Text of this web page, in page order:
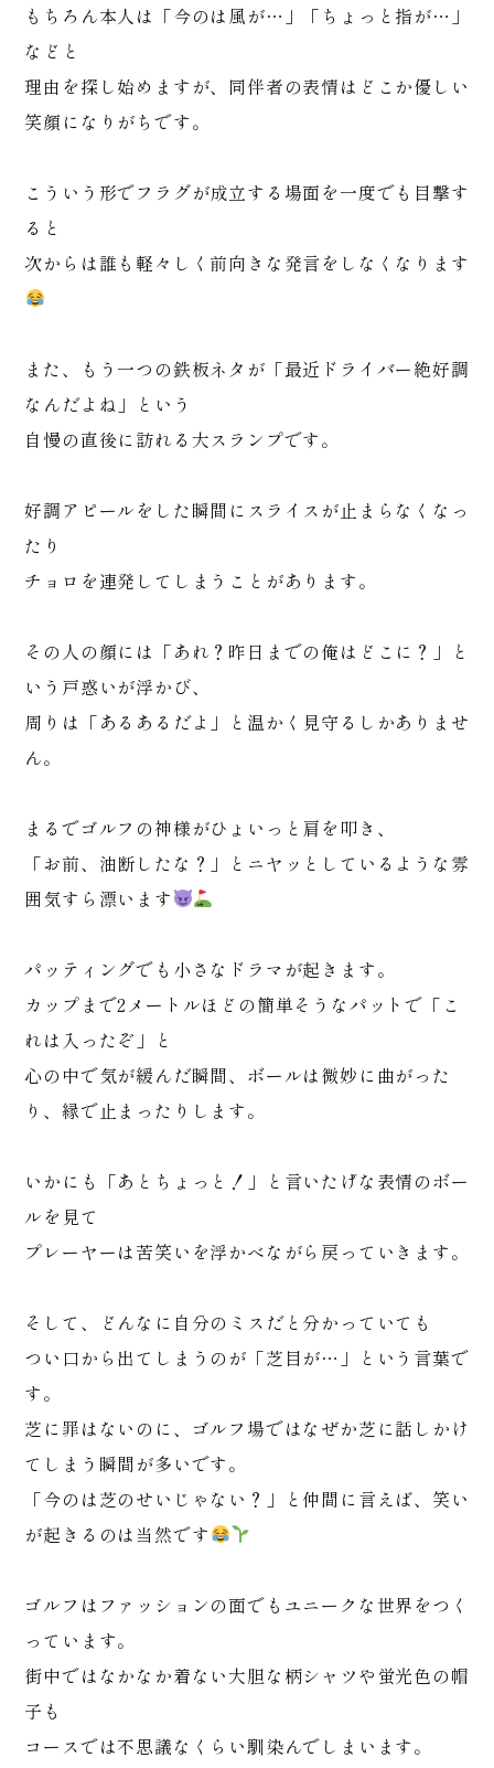
もちろん本人は「今のは風が…」「ちょっと指が…」
などと
理由を探し始めますが、同伴者の表情はどこか優しい
笑顔になりがちです。
こういう形でフラグが成立する場面を一度でも目撃す
ると
次からは誰も軽々しく前向きな発言をしなくなります
また、もう一つの鉄板ネタが「最近ドライバー絶好調
なんだよね」という
自慢の直後に訪れる大スランプです。
好調アピールをした瞬間にスライスが止まらなくなっ
たり
チョロを連発してしまうことがあります。
その人の顔には「あれ？昨日までの俺はどこに？」と
いう戸惑いが浮かび、
周りは「あるあるだよ」と温かく見守るしかありませ
ん。
まるでゴルフの神様がひょいっと肩を叩き、
「お前、油断したな？」とニヤッとしているような雰
囲気すら漂います
パッティングでも小さなドラマが起きます。
カップまで2メートルほどの簡単そうなパットで「こ
れは入ったぞ」と
心の中で気が緩んだ瞬間、ボールは微妙に曲がった
り、縁で止まったりします。
いかにも「あとちょっと！」と言いたげな表情のボー
ルを見て
プレーヤーは苦笑いを浮かべながら戻っていきます。
そして、どんなに自分のミスだと分かっていても
つい口から出てしまうのが「芝目が…」という言葉で
す。
芝に罪はないのに、ゴルフ場ではなぜか芝に話しかけ
てしまう瞬間が多いです。
「今のは芝のせいじゃない？」と仲間に言えば、笑い
が起きるのは当然です
ゴルフはファッションの面でもユニークな世界をつく
っています。
街中ではなかなか着ない大胆な柄シャツや蛍光色の帽
子も
コースでは不思議なくらい馴染んでしまいます。